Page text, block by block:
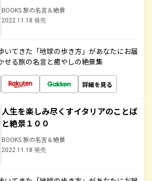
BOOKS 旅の名言＆絶景
2022.11.18 発売
いてきた「地球の歩き方」があなたにお届
せる旅の名言と癒やしの絶景集
詳細を見る
人生を楽しみ尽くすイタリアのことば
と絶景１００
BOOKS 旅の名言＆絶景
2022.11.18 発売